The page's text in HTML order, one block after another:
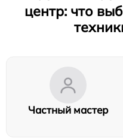
центр: что
Частный мастер